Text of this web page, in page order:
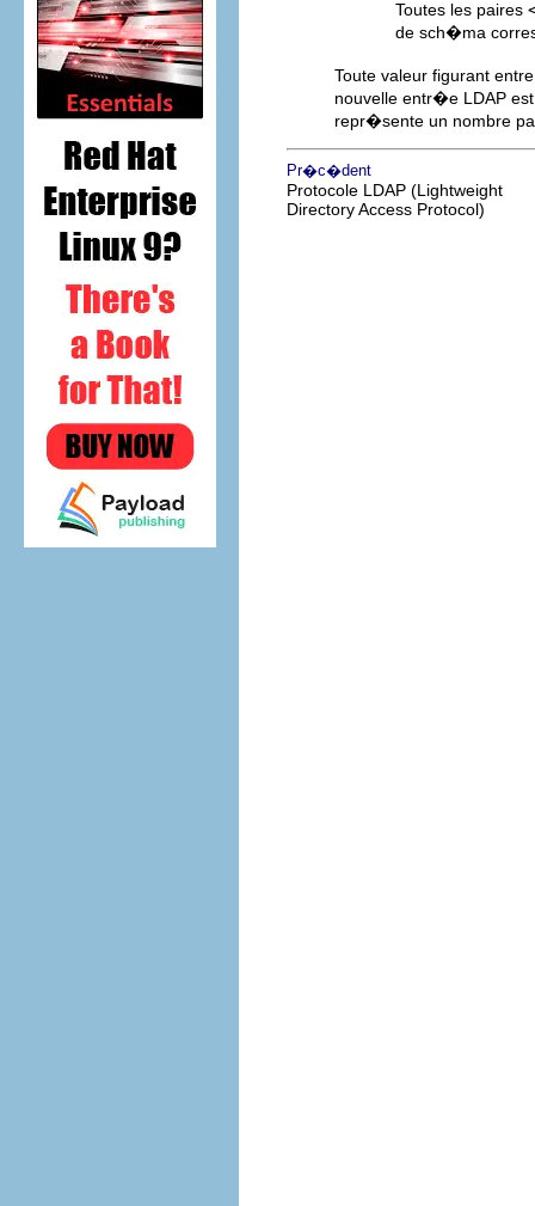
Toutes les paires
de sch�ma
Toute valeur figurant
nouvelle entr�e LDAP
repr�sente un nombre
Pr�c�dent
Protocole LDAP (Lightweight
Directory Access Protocol)